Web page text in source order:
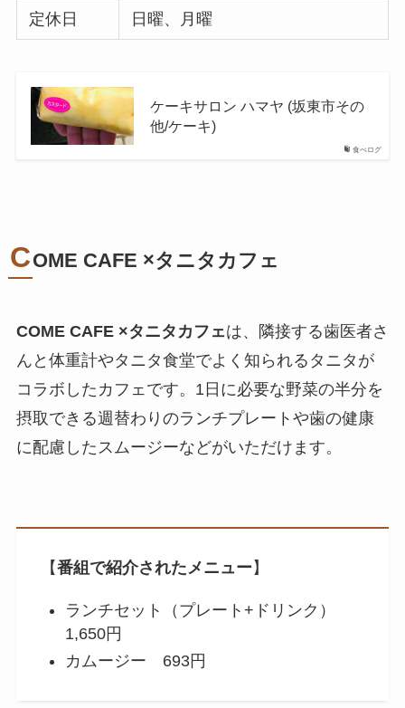
定休日 日曜、月曜
食べログ
ケーキサロン ハマヤ (坂東市その
他/ケーキ)
COME CAFE ×タニタカフェ
COME CAFE ×タニタカフェは、隣接する歯医者さ
んと体重計やタニタ食堂でよく知られるタニタが
コラボしたカフェです。1日に必要な野菜の半分を
摂取できる週替わりのランチプレートや歯の健康
に配慮したスムージーなどがいただけます。
【番組で紹介されたメニュー 】
ランチセット（プレート+ドリンク）
1,650円
カムージー 693円